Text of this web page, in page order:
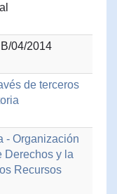
04/2014
de terceros
- Organización
Derechos y la
Recursos